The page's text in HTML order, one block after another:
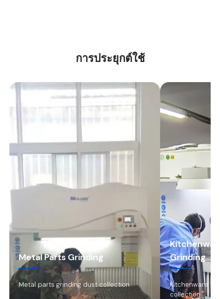
การประยุกต์ใช้
Metal Parts Grinding
Metal parts grinding dust collection
Grinding
Kitchenware
collection